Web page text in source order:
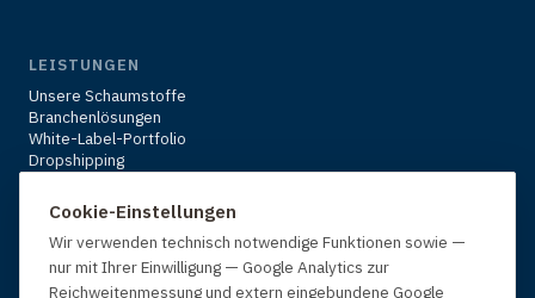
LEISTUNGEN
Unsere Schaumstoffe
Branchenlösungen
White-Label-Portfolio
Dropshipping
Über uns
Kontakt & Anfrage
Cookie-Einstellungen
Wir verwenden technisch notwendige Funktionen sowie —
nur mit Ihrer Einwilligung — Google Analytics zur
Reichweitenmessung und extern eingebundene Google